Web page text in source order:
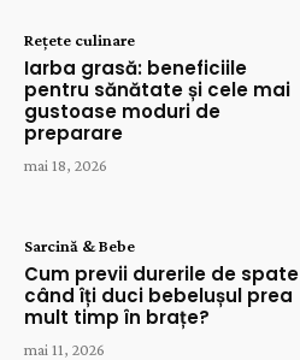
Rețete culinare
Iarba grasă: beneficiile
pentru sănătate și cele mai
gustoase moduri de
preparare
mai 18, 2026
Sarcină & Bebe
Cum previi durerile de spate
când îți duci bebelușul prea
mult timp în brațe?
mai 11, 2026